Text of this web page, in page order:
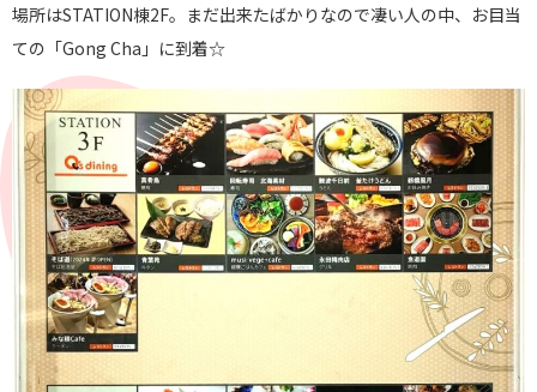
場所はSTATION棟2F。まだ出来たばかりなので凄い人の中、お目当
ての「Gong Cha」に到着☆